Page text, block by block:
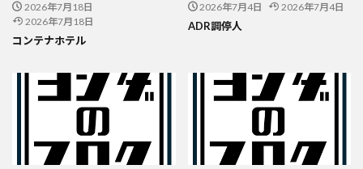
2026年7月18日
2026年7月18日
コンテナホテル
2026年7月4日 2026年7月4日
ADR調停人